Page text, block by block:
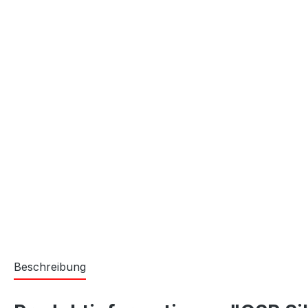
Beschreibung